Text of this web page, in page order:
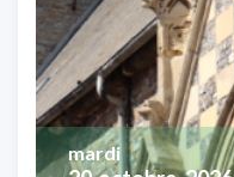
mardi